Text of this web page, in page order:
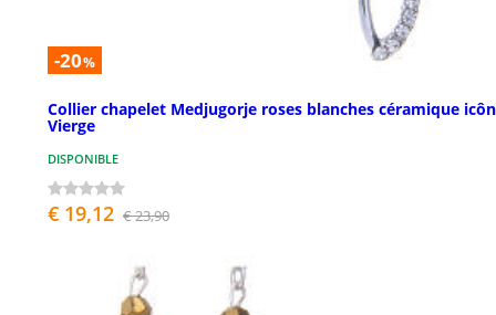
-20%
Collier chapelet Medjugorje roses blanches céramique
Vierge
DISPONIBLE
€ 19,12 € 23,90